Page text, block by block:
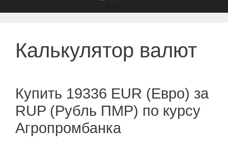
Калькулятор валют
Купить 19336 EUR (Евро) за
RUP (Рубль ПМР) по курсу
Агропромбанка